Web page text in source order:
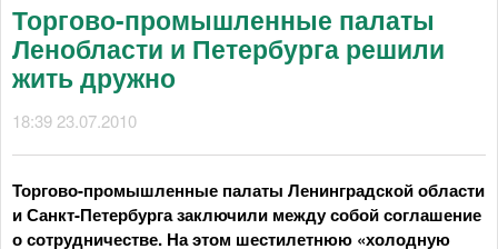
Торгово-промышленные палаты
Ленобласти и Петербурга решили
жить дружно
18:39 23.07.2010
Торгово-промышленные палаты Ленинградской области
и Санкт-Петербурга заключили между собой соглашение
о сотрудничестве. На этом шестилетнюю «холодную